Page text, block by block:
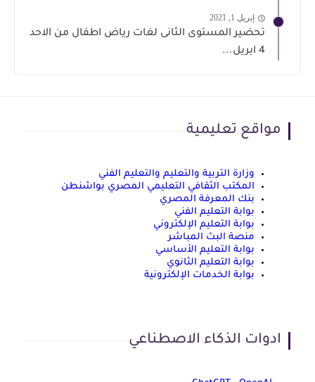
إبريل 1, 2021
تحضير المستوى الثانى لغات رياض اطفال من الاحد
4 ابريل...
مواقع تعليمية
وزارة التربية والتعليم والتعليم الفني
المكتب الثقافي التعليمي المصري بواشنطن
بنك المعرفة المصري
بوابة التعليم الفني
بوابة التعليم الإلكتروني
منصة البث المباشر
بوابة التعليم الأساسي
بوابة التعليم الثانوي
بوابة الخدمات الإلكترونية
ادوات الذكاء الاصطناعي